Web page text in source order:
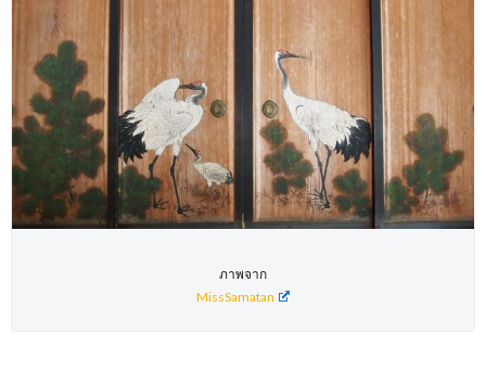
ภาพจาก
MissSamatan